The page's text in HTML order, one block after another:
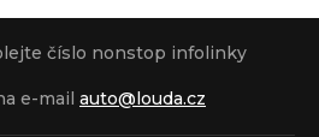
číslo nonstop infolinky
e-mail auto@louda.cz